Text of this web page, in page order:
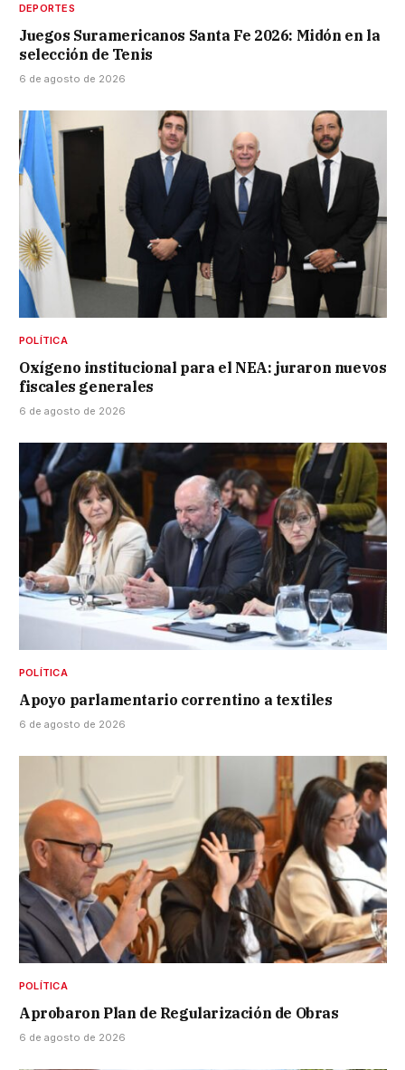
DEPORTES
Juegos Suramericanos Santa Fe 2026: Midón en la
selección de Tenis
6 de agosto de 2026
POLÍTICA
Oxígeno institucional para el NEA: juraron nuevos
fiscales generales
6 de agosto de 2026
POLÍTICA
Apoyo parlamentario correntino a textiles
6 de agosto de 2026
POLÍTICA
Aprobaron Plan de Regularización de Obras
6 de agosto de 2026